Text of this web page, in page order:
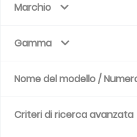
Marchio
Gamma
Nome del modello /
Criteri di ricerca avanzata